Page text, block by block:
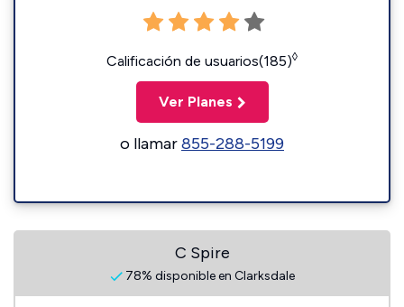
Calificación de usuarios(185)◊
Ver Planes
o llamar855-288-5199
C Spire
78% disponible en Clarksdale